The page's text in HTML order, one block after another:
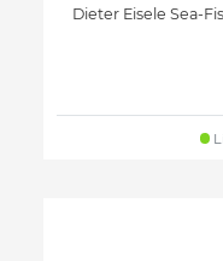
Dieter Eisele Sea-